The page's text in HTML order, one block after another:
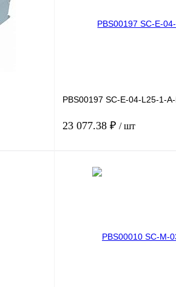
PBS00197 SC-E-04-L25-1-
23 077.38 ₽ / шт